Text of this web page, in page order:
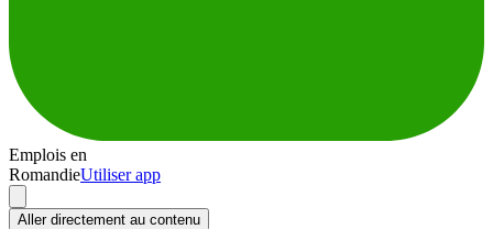
Emplois en
RomandieUtiliser app
Aller directement au contenu